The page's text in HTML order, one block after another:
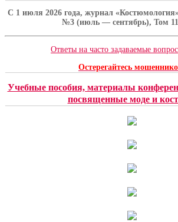
C 1 июля 2026 года, журнал
№3 (июль — сентябрь), Том
Ответы на часто задаваемые
Остерегайтесь
Учебные пособия, материалы
посвященные моде и